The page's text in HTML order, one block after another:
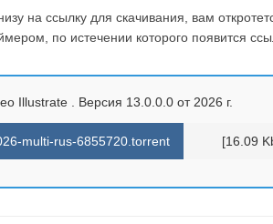
на ссылку для скачивания, вам
по истечении которого появится
Illustrate . Версия 13.0.0.0 от 2026 г.
multi-rus-6855720.torrent [16.09